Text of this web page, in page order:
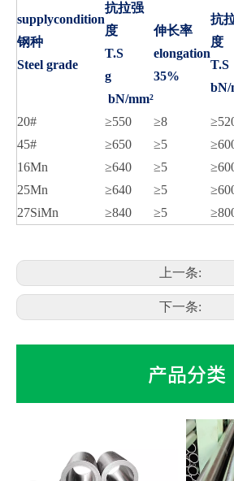
supplycondition
钢种
Steel grade
抗拉强
度
T.S
g
bN/mm²
伸长率
elongation
35%
抗
度
T.S
bN/
20# ≥550 ≥8
45#
≥650 ≥5
16Mn
≥640 ≥5
25Mn
≥640 ≥5
27SiMn
≥840 ≥5
上一条:
下一条:
产品分类